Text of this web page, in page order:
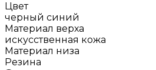
Цвет
черный синий
Материал верха
искусственная кожа
Материал низа
Резина